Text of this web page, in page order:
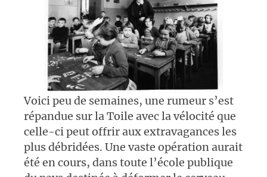
Voici peu de semaines, une rumeur s’est
répandue sur la Toile avec la vélocité que
celle-ci peut offrir aux extravagances les
plus débridées. Une vaste opération aurait
été en cours, dans toute l’école publique